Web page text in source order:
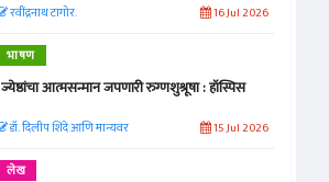
रवींद्रनाथ टागोर. 16 Jul 2026
भाषण
ज्येष्ठांचा आत्मसन्मान जपणारी रुग्णशुश्रूषा : हॉस्पिस
डॉ. दिलीप शिंदे आणि मान्यवर 15 Jul 2026
लेख